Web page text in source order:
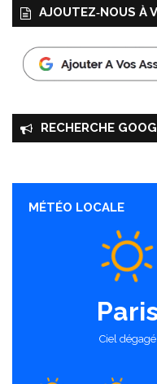
AJOUTEZ‑NOUS À
RECHERCHE
MÉTÉO LOCALE
Ciel dégagé